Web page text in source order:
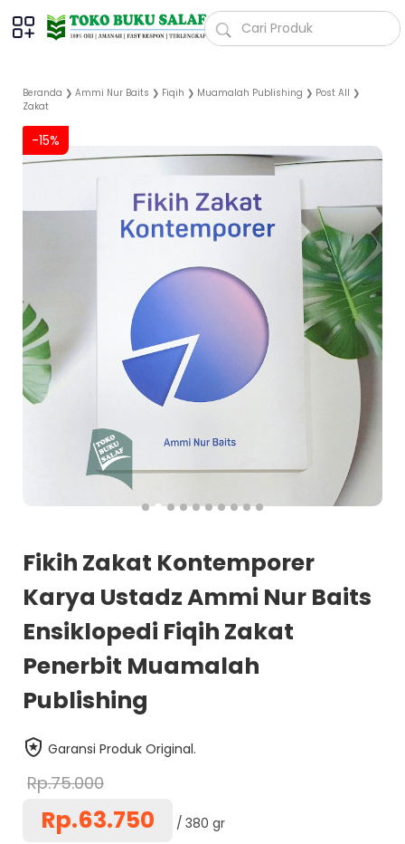
Beranda ❯ Ammi Nur Baits ❯ Fiqih ❯ Muamalah Publishing ❯ Post All ❯
Zakat
-15%
Fikih Zakat Kontemporer
Karya Ustadz Ammi Nur Baits
Ensiklopedi Fiqih Zakat
Penerbit Muamalah
Publishing
Garansi Produk Original.
Rp.75.000
Rp.63.750 380 gr